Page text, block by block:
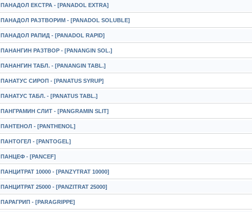
ПАНАДОЛ ЕКСТРА - [PANADOL EXTRA]
ПАНАДОЛ РАЗТВОРИМ - [PANADOL SOLUBLE]
ПАНАДОЛ РАПИД - [PANADOL RAPID]
ПАНАНГИН РАЗТВОР - [PANANGIN SOL.]
ПАНАНГИН ТАБЛ. - [PANANGIN TABL.]
ПАНАТУС СИРОП - [PANATUS SYRUP]
ПАНАТУС ТАБЛ. - [PANATUS TABL.]
ПАНГРАМИН СЛИТ - [PANGRAMIN SLIT]
ПАНТЕНОЛ - [PANTHENOL]
ПАНТОГЕЛ - [PANTOGEL]
ПАНЦЕФ - [PANCEF]
ПАНЦИТРАТ 10000 - [PANZYTRAT 10000]
ПАНЦИТРАТ 25000 - [PANZITRAT 25000]
ПАРАГРИП - [PARAGRIPPE]